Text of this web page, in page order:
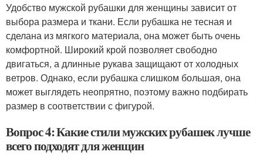
Удобство мужской рубашки для женщины зависит от
выбора размера и ткани. Если рубашка не тесная и
сделана из мягкого материала, она может быть очень
комфортной. Широкий крой позволяет свободно
двигаться, а длинные рукава защищают от холодных
ветров. Однако, если рубашка слишком большая, она
может выглядеть неопрятно, поэтому важно подбирать
размер в соответствии с фигурой.
Вопрос 4: Какие стили мужских рубашек лучше
всего подходят для женщин